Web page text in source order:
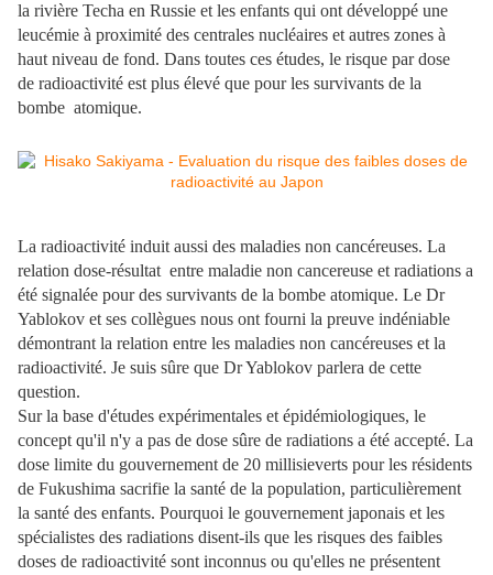
la rivière Techa en Russie et les enfants qui ont développé une
leucémie à proximité des centrales nucléaires et autres zones à
haut niveau de fond. Dans toutes ces études, le risque par dose
de radioactivité est plus élevé que pour les survivants de la
bombe atomique.
La radioactivité induit aussi des maladies non cancéreuses. La
relation dose-résultat entre maladie non cancereuse et radiations a
été signalée pour des survivants de la bombe atomique. Le Dr
Yablokov et ses collègues nous ont fourni la preuve indéniable
démontrant la relation entre les maladies non cancéreuses et la
radioactivité. Je suis sûre que Dr Yablokov parlera de cette
question.
Sur la base d'études expérimentales et épidémiologiques, le
concept qu'il n'y a pas de dose sûre de radiations a été accepté. La
dose limite du gouvernement de 20 millisieverts pour les résidents
de Fukushima sacrifie la santé de la population, particulièrement
la santé des enfants. Pourquoi le gouvernement japonais et les
spécialistes des radiations disent-ils que les risques des faibles
doses de radioactivité sont inconnus ou qu'elles ne présentent